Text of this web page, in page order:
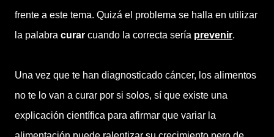
frente a este tema. Quizá el problema se halla en utilizar
la palabra curar cuando la correcta sería prevenir.
Una vez que te han diagnosticado cáncer, los alimentos
no te lo van a curar por si solos, sí que existe una
explicación científica para afirmar que variar la